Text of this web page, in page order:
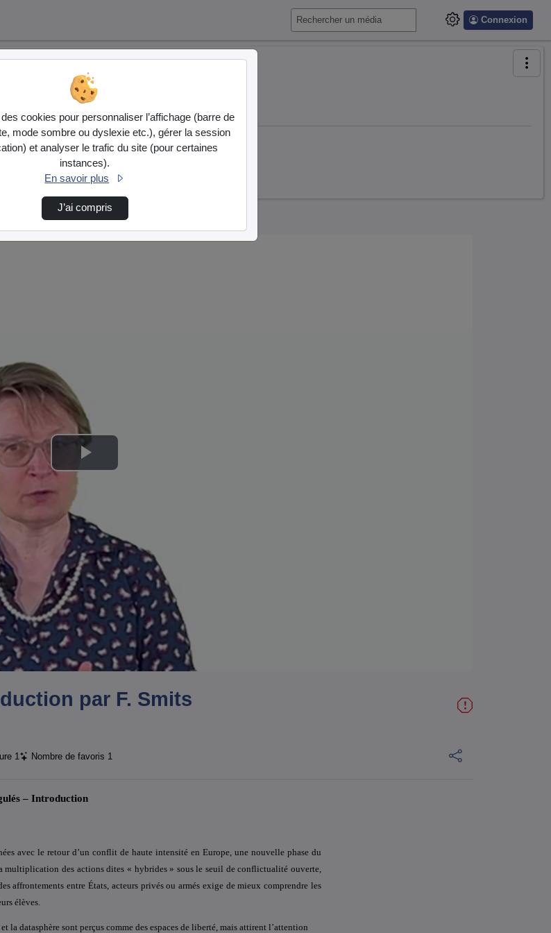
Connexion
Lire
vidéo
par F. Smits
1 Nombre de favoris 1
– Introduction
avec le retour d’un conflit de haute intensité en Europe, une nouvelle phase du
des actions dites « hybrides » sous le seuil de conflictualité ouverte,
affrontements entre États, acteurs privés ou armés exige de mieux comprendre les
élèves.
la datasphère sont perçus comme des espaces de liberté, mais attirent l’attention
cookies pour personnaliser l’affichage (barre de
mode sombre ou dyslexie etc.), gérer la session
et analyser le trafic du site (pour certaines
instances).
En savoir plus
J’ai compris